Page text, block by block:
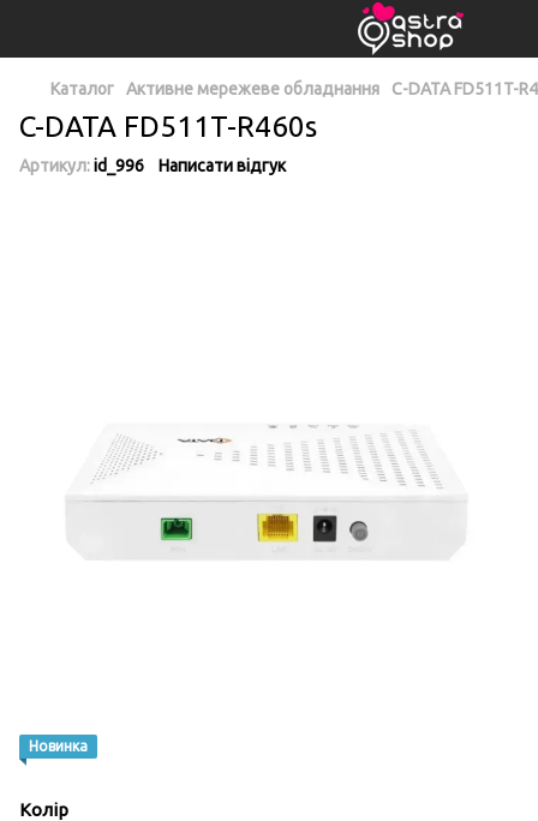
Каталог Активне мережеве обладнання C-DATA FD511T-
C-DATA FD511T-R460s
Артикул:id_996 Написати відгук
Новинка
Колір